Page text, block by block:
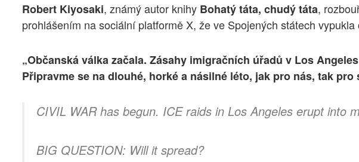
Robert Kiyosaki, známý autor knihy Bohatý táta, chudý táta,
prohlášením na sociální platformě X, že ve Spojených státech vypukla
„Občanská válka začala. Zásahy imigračních úřadů v Los
Připravme se na dlouhé, horké a násilné léto, jak pro nás, tak pro
CIVIL WAR has begun. ICE raids in Los Angeles erupt into
BIG QUESTION: Will it spread?